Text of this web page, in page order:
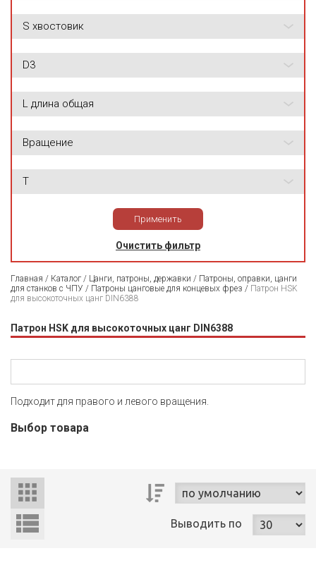
S хвостовик
D3
L длина общая
Вращение
T
Применить
Очистить фильтр
Главная / Каталог / Цанги, патроны, державки / Патроны, оправки, цанги
для станков с ЧПУ / Патроны цанговые для концевых фрез / Патрон HSK
для высокоточных цанг DIN6388
Патрон HSK для высокоточных цанг DIN6388
Подходит для правого и левого вращения.
Выбор товара
Выводить по